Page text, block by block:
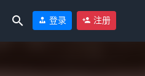
登录 注册